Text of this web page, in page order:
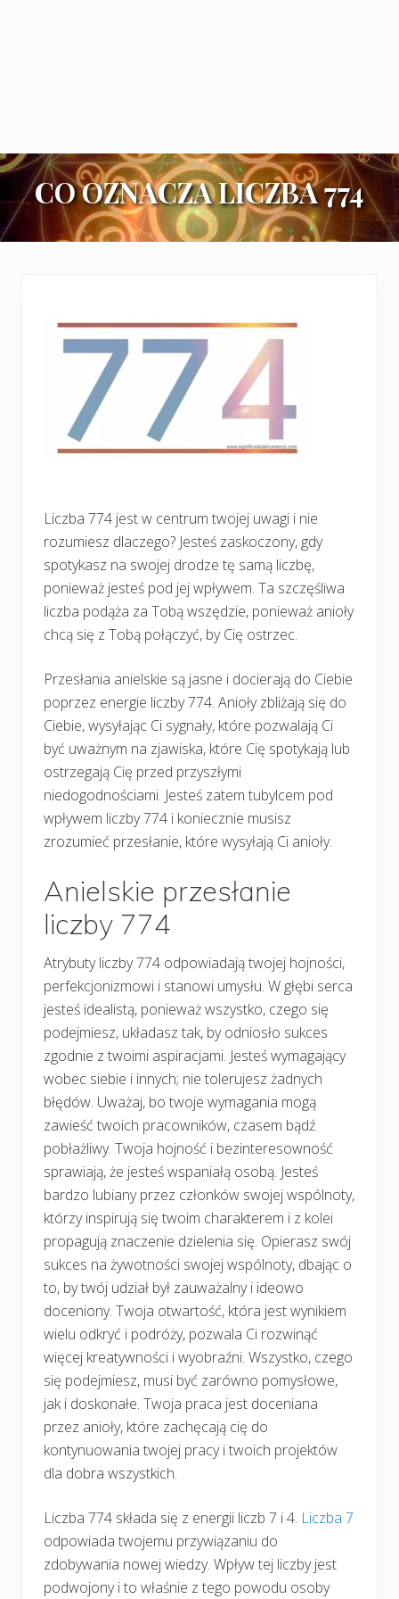
CO OZNACZA LICZBA 774
Liczba 774 jest w centrum twojej uwagi i nie
rozumiesz dlaczego? Jesteś zaskoczony, gdy
spotykasz na swojej drodze tę samą liczbę,
ponieważ jesteś pod jej wpływem. Ta szczęśliwa
liczba podąża za Tobą wszędzie, ponieważ anioły
chcą się z Tobą połączyć, by Cię ostrzec.
Przesłania anielskie są jasne i docierają do Ciebie
poprzez energie liczby 774. Anioły zbliżają się do
Ciebie, wysyłając Ci sygnały, które pozwalają Ci
być uważnym na zjawiska, które Cię spotykają lub
ostrzegają Cię przed przyszłymi
niedogodnościami. Jesteś zatem tubylcem pod
wpływem liczby 774 i koniecznie musisz
zrozumieć przesłanie, które wysyłają Ci anioły.
Anielskie przesłanie
liczby 774
Atrybuty liczby 774 odpowiadają twojej hojności,
perfekcjonizmowi i stanowi umysłu. W głębi serca
jesteś idealistą, ponieważ wszystko, czego się
podejmiesz, układasz tak, by odniosło sukces
zgodnie z twoimi aspiracjami. Jesteś wymagający
wobec siebie i innych; nie tolerujesz żadnych
błędów. Uważaj, bo twoje wymagania mogą
zawieść twoich pracowników, czasem bądź
pobłażliwy. Twoja hojność i bezinteresowność
sprawiają, że jesteś wspaniałą osobą. Jesteś
bardzo lubiany przez członków swojej wspólnoty,
którzy inspirują się twoim charakterem i z kolei
propagują znaczenie dzielenia się. Opierasz swój
sukces na żywotności swojej wspólnoty, dbając o
to, by twój udział był zauważalny i ideowo
doceniony. Twoja otwartość, która jest wynikiem
wielu odkryć i podróży, pozwala Ci rozwinąć
więcej kreatywności i wyobraźni. Wszystko, czego
się podejmiesz, musi być zarówno pomysłowe,
jak i doskonałe. Twoja praca jest doceniana
przez anioły, które zachęcają cię do
kontynuowania twojej pracy i twoich projektów
dla dobra wszystkich.
Liczba 774 składa się z energii liczb 7 i 4. Liczba 7
odpowiada twojemu przywiązaniu do
zdobywania nowej wiedzy. Wpływ tej liczby jest
podwojony i to właśnie z tego powodu osoby